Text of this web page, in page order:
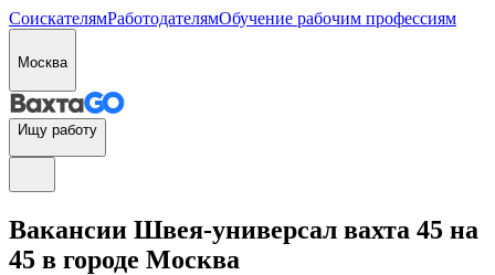
СоискателямРаботодателямОбучение рабочим профессиям
Москва
Ищу работу
Вакансии Швея-универсал вахта 45 на
45 в городе Москва